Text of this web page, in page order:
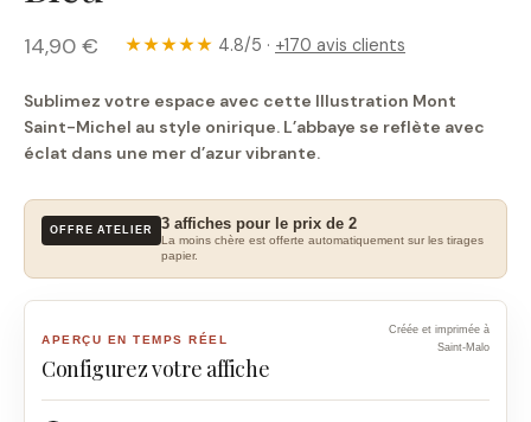
14,90 € ★★★★★ 4.8/5 · +170 avis clients
Sublimez votre espace avec cette Illustration Mont
Saint-Michel au style onirique. L’abbaye se reflète avec
éclat dans une mer d’azur vibrante.
OFFRE ATELIER 3 affiches pour le prix de 2
La moins chère est offerte automatiquement sur les tirages
papier.
APERÇU EN TEMPS RÉEL
Configurez votre affiche
Créée et imprimée à
Saint-Malo